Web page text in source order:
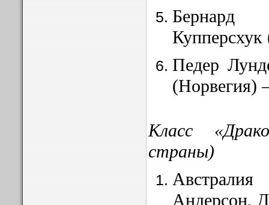
Педер
(Норвегия)
Класс
страны)
Андерсон,